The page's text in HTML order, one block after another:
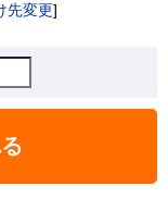
先変更]